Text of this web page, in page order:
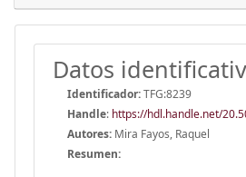
Datos
Identificador:TFG:8239
Handle: https://hdl.handle.net/
Autores: Mira Fayos, Raquel
Resumen: